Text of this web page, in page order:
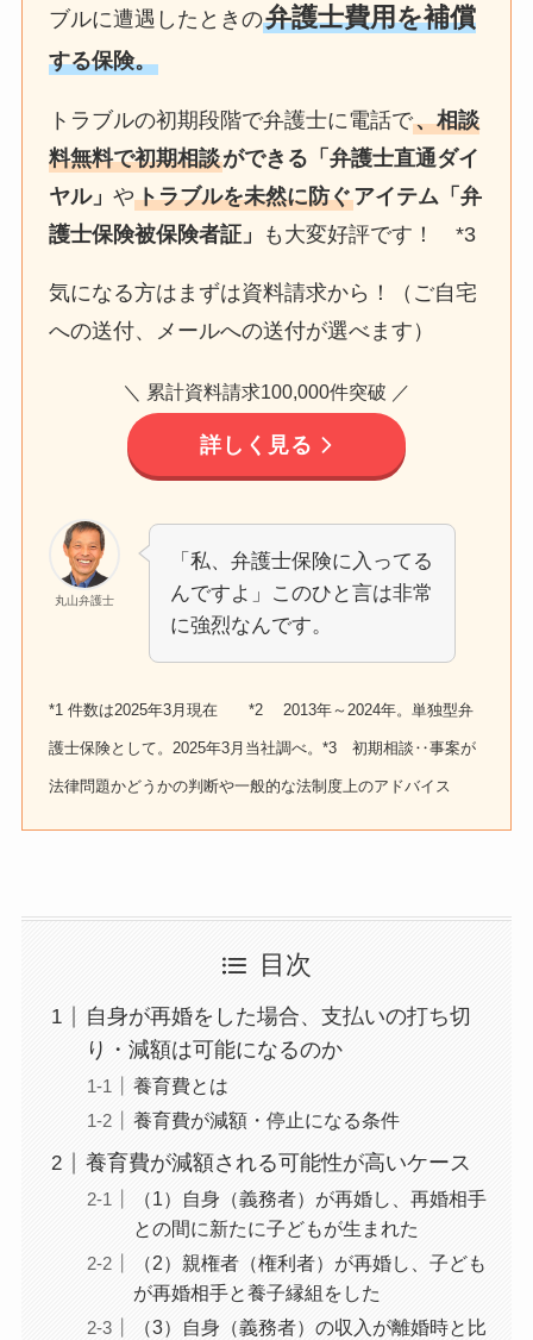
ブルに遭遇したときの弁護士費用を補償
する保険。
トラブルの初期段階で弁護士に電話で、相談
料無料で初期相談ができる「弁護士直通ダイ
ヤル」やトラブルを未然に防ぐアイテム「弁
護士保険被保険者証」
も大変好評です！ *3
気になる方はまずは資料請求から！（ご自宅
への送付、メールへの送付が選べます）
＼ 累計資料請求100,000件突破 ／
詳しく見る
丸山弁護士
「私、弁護士保険に入ってる
んですよ」このひと言は非常
に強烈なんです。
*1 件数は2025年3月現在 *2 2013年～2024年。単独型弁
護士保険として。2025年3月当社調べ。*3 初期相談‥事案が
法律問題かどうかの判断や一般的な法制度上のアドバイス
目次
自身が再婚をした場合、支払いの打ち切
り・減額は可能になるのか
養育費とは
養育費が減額・停止になる条件
養育費が減額される可能性が高いケース
（1）自身（義務者）が再婚し、再婚相手
との間に新たに子どもが生まれた
（2）親権者（権利者）が再婚し、子ども
が再婚相手と養子縁組をした
（3）自身（義務者）の収入が離婚時と比